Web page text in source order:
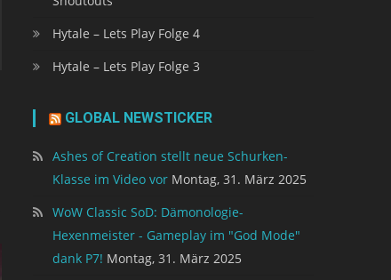
Hytale – Lets Play Folge 4
Hytale – Lets Play Folge 3
GLOBAL NEWSTICKER
Ashes of Creation stellt neue Schurken-
Klasse im Video vor Montag, 31. März 2025
WoW Classic SoD: Dämonologie-
Hexenmeister - Gameplay im "God Mode"
dank P7! Montag, 31. März 2025